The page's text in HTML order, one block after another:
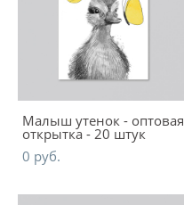
Малыш утенок - оптовая
открытка - 20 штук
0 pуб.